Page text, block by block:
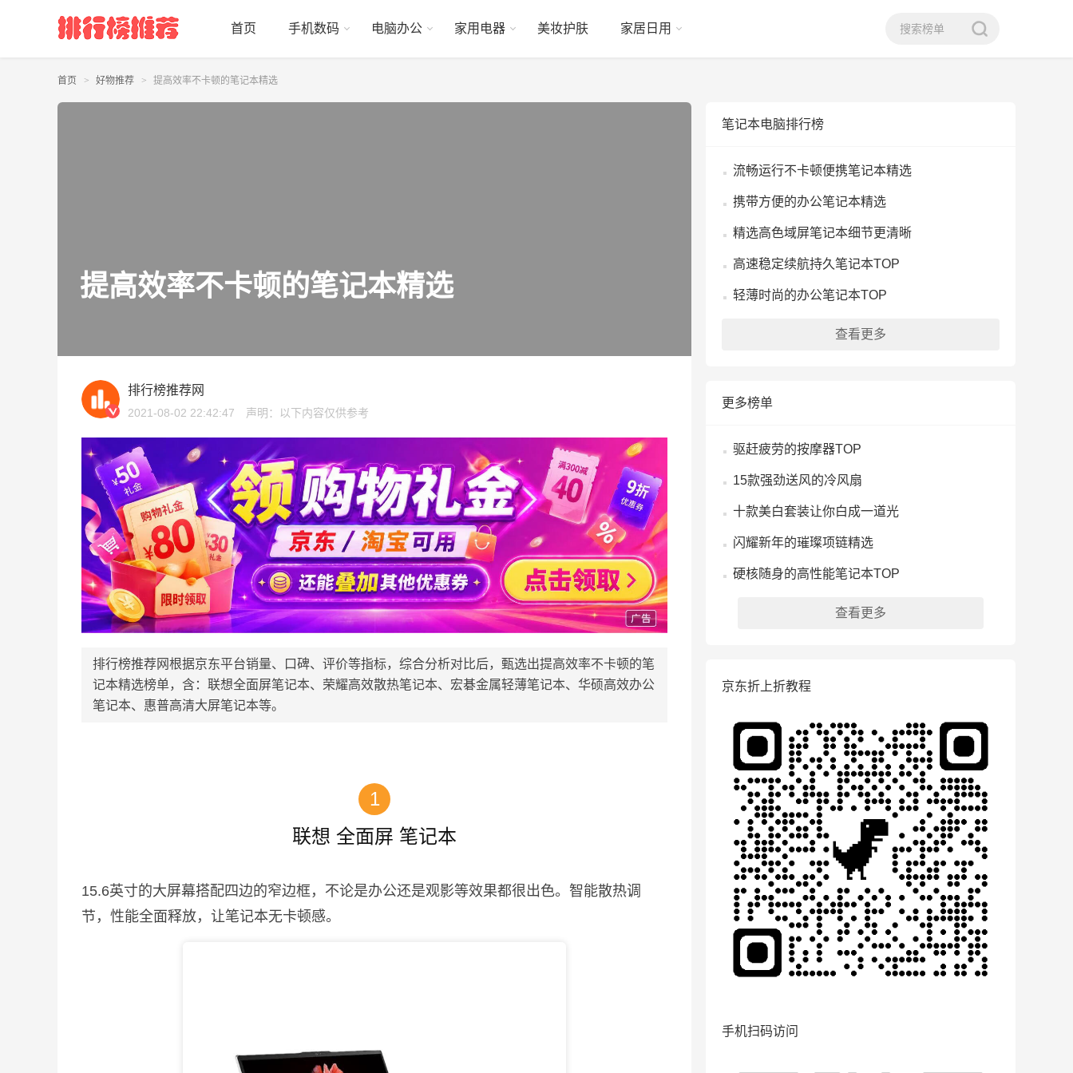
首页 手机数码 电脑办公 家用电器 美妆护肤 家居日用
首页 好物推荐 提高效率不卡顿的笔记本精选
提高效率不卡顿的笔记本精选
排行榜推荐网
2021-08-02 22:42:47 声明：以下内容仅供参考
排行榜推荐网根据京东平台销量、口碑、评价等指标，综合分析对比后，甄选出提高效率不卡顿的笔
记本精选榜单，含：联想全面屏笔记本、荣耀高效散热笔记本、宏碁金属轻薄笔记本、华硕高效办公
笔记本、惠普高清大屏笔记本等。
1
联想 全面屏 笔记本
15.6英寸的大屏幕搭配四边的窄边框，不论是办公还是观影等效果都很出色。智能散热调
节，性能全面释放，让笔记本无卡顿感。
笔记本电脑排行榜
流畅运行不卡顿便携笔记本精选
携带方便的办公笔记本精选
精选高色域屏笔记本细节更清晰
高速稳定续航持久笔记本TOP
轻薄时尚的办公笔记本TOP
查看更多
更多榜单
驱赶疲劳的按摩器TOP
15款强劲送风的冷风扇
十款美白套装让你白成一道光
闪耀新年的璀璨项链精选
硬核随身的高性能笔记本TOP
查看更多
京东折上折教程
手机扫码访问